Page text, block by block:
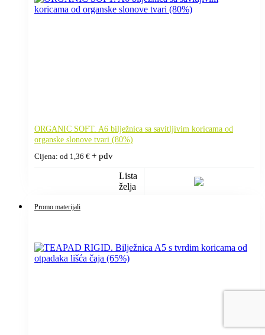
ORGANIC SOFT. A6 bilježnica sa savitljivim koricama od
organske slonove tvari (80%)
Cijena: od 1,36 € + pdv
Lista
želja
Promo materijali